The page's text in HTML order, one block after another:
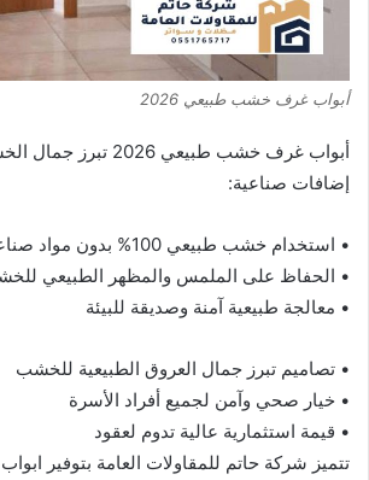
أبواب غرف خشب طبيعي 2026
أبواب غرف خشب طبيعي
إضافات صناعية:
• استخدام خشب طبيعي 100% بدون مواد صناعية
• الحفاظ على الملمس والمظهر الطبيعي
• معالجة طبيعية آمنة وصديقة للبيئة
• تصاميم تبرز جمال العروق الطبيعية للخشب
• خيار صحي وآمن لجميع أفراد الأسرة
• قيمة استثمارية عالية تدوم لعقود
تتميز شركة حاتم للمقاولات العامة بتوفير